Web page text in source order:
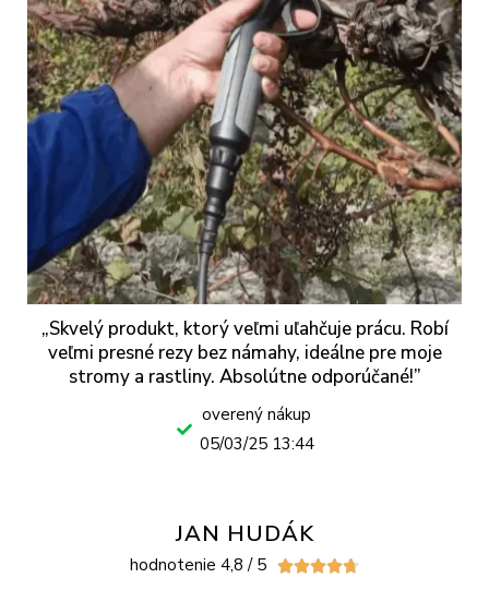
„Skvelý produkt, ktorý veľmi uľahčuje prácu. Robí
veľmi presné rezy bez námahy, ideálne pre moje
stromy a rastliny. Absolútne odporúčané!”
overený nákup
05/03/25 13:44
JAN HUDÁK
hodnotenie 4,8 / 5 